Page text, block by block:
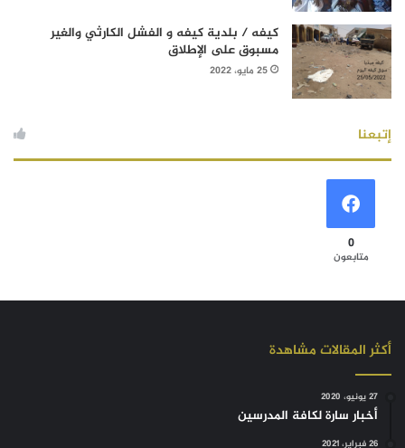
كيفه / بلدية كيفه و الفشل الكارثي والغير
مسبوق على الإطلاق
25 مايو، 2022
إتبعنا
0
متابعون
أكثر المقالات مشاهدة
27 يونيو، 2020
أخبار سارة لكافة المدرسين
26 فبراير، 2021